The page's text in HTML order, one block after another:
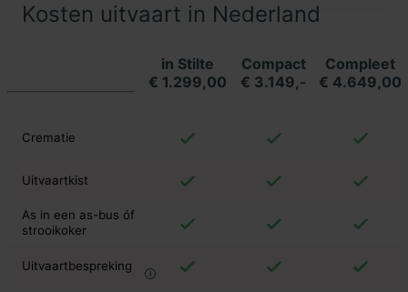
Kosten uitvaart in Nederland
in Stilte
€ 1.299,00
Compact
€ 3.149,-
Compleet
€ 4.649,00
Crematie
Uitvaartkist
As in een as-bus óf
strooikoker
Uitvaartbespreking